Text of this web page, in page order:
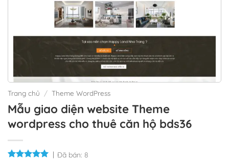
Trang chủ / Theme WordPress
Mẫu giao diện website Theme
wordpress cho thuê căn hộ bds36
Đã bán: 8